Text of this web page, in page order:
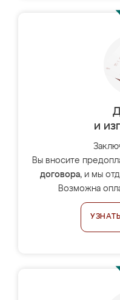
и
Вы вносите
договора, и мы
Возможна